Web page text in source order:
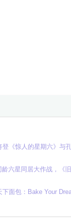
《惊人的星期六》与
六星同居大作战，《
面包：Bake Your